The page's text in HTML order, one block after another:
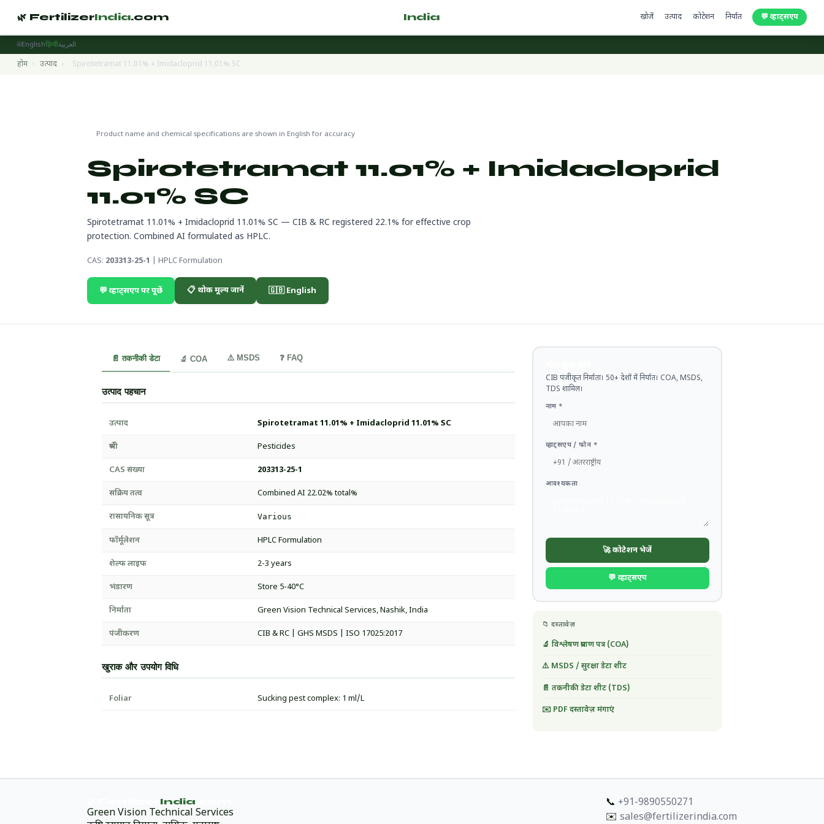
🌿 FertilizerIndia.com India.com खोजें उत्पाद कोटेशन निर्यात 💬 व्हाट्सएप
🌐Englishहिन्दीالعربية
होम › उत्पाद › Spirotetramat 11.01% + Imidacloprid 11.01% SC
Product name and chemical specifications are shown in English for accuracy
Spirotetramat 11.01% + Imidacloprid
11.01% SC
Spirotetramat 11.01% + Imidacloprid 11.01% SC — CIB & RC registered 22.1% for effective crop
protection. Combined AI formulated as HPLC.
CAS: 203313-25-1 | HPLC Formulation
💬 व्हाट्सएप पर पूछें 📋 थोक मूल्य जानें 🇬🇧 English
📄 तकनीकी डेटा 🔬 COA ⚠️ MSDS ❓ FAQ
उत्पाद पहचान
उत्पाद Spirotetramat 11.01% + Imidacloprid 11.01% SC
श्रेणी Pesticides
CAS संख्या 203313-25-1
सक्रिय तत्व Combined AI 22.02% total%
रासायनिक सूत्र Various
फॉर्मूलेशन HPLC Formulation
शेल्फ लाइफ 2-3 years
भंडारण Store 5-40°C
निर्माता Green Vision Technical Services, Nashik, India
पंजीकरण CIB & RC | GHS MSDS | ISO 17025:2017
खुराक और उपयोग विधि
Foliar Sucking pest complex: 1 ml/L
CIB पंजीकृत निर्माता। 50+ देशों में निर्यात। COA, MSDS,
TDS शामिल।
नाम *
व्हाट्सएप / फोन *
आवश्यकता
🚀 कोटेशन भेजें
💬 व्हाट्सएप
📁 दस्तावेज़
🔬 विश्लेषण प्रमाण पत्र (COA)
⚠️ MSDS / सुरक्षा डेटा शीट
📄 तकनीकी डेटा शीट (TDS)
✉️ PDF दस्तावेज़ मंगाएं
India
Green Vision Technical Services
📞 +91-9890550271
✉️ sales@fertilizerindia.com